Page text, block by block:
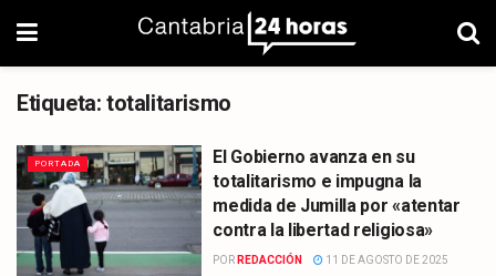
Etiqueta: totalitarismo
PORTADA
El Gobierno avanza en su
totalitarismo e impugna la
medida de Jumilla por «atentar
contra la libertad religiosa»
POR REDACCIÓN 11 DE AGOSTO DE 2025